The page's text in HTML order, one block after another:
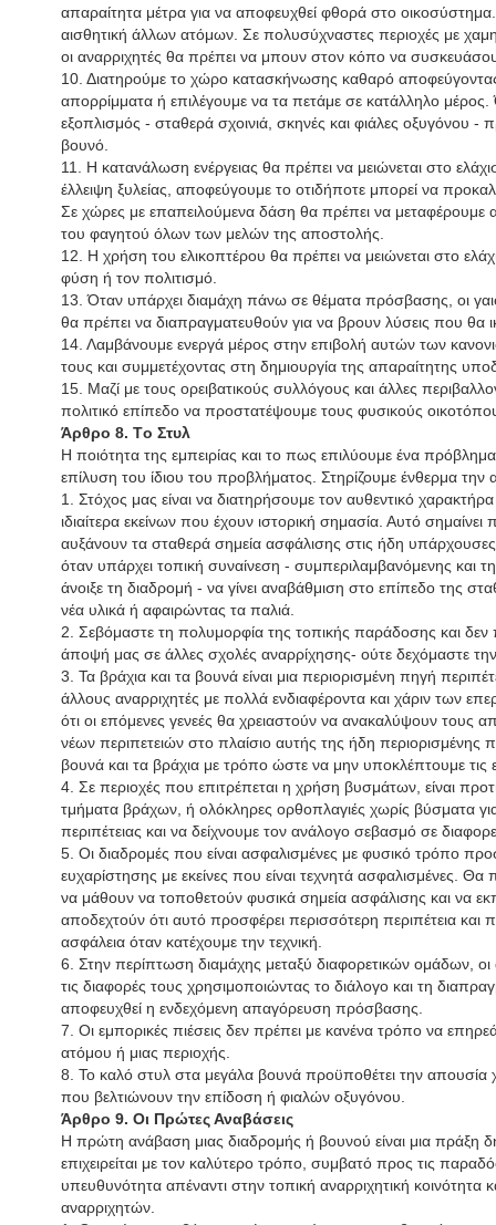
απαραίτητα μέτρα για να αποφευχθεί φθορά στο
αισθητική άλλων ατόμων. Σε πολυσύχναστες περιοχές με
οι αναρριχητές θα πρέπει να μπουν στον κόπο να
10. Διατηρούμε το χώρο κατασκήνωσης καθαρό
απορρίμματα ή επιλέγουμε να τα πετάμε σε κατάλληλο μέρος.
εξοπλισμός - σταθερά σχοινιά, σκηνές και φιάλες οξυγόνου -
βουνό.
11. Η κατανάλωση ενέργειας θα πρέπει να μειώνεται στο
έλλειψη ξυλείας, αποφεύγουμε το οτιδήποτε μπορεί να
Σε χώρες με επαπειλούμενα δάση θα πρέπει να μεταφέρουμε
του φαγητού όλων των μελών της αποστολής.
12. Η χρήση του ελικοπτέρου θα πρέπει να μειώνεται στο
φύση ή τον πολιτισμό.
13. Όταν υπάρχει διαμάχη πάνω σε θέματα πρόσβασης, οι
θα πρέπει να διαπραγματευθούν για να βρουν λύσεις που θα
14. Λαμβάνουμε ενεργά μέρος στην επιβολή αυτών των
τους και συμμετέχοντας στη δημιουργία της απαραίτητης
15. Μαζί με τους ορειβατικούς συλλόγους και άλλες
πολιτικό επίπεδο να προστατέψουμε τους φυσικούς
Άρθρο 8. Tο Στυλ
Η ποιότητα της εμπειρίας και το πως επιλύουμε ένα
επίλυση του ίδιου του προβλήματος. Στηρίζουμε ένθερμα
1. Στόχος μας είναι να διατηρήσουμε τον αυθεντικό
ιδιαίτερα εκείνων που έχουν ιστορική σημασία. Αυτό
αυξάνουν τα σταθερά σημεία ασφάλισης στις ήδη υπάρχουσες
όταν υπάρχει τοπική συναίνεση - συμπεριλαμβανόμενης και
άνοιξε τη διαδρομή - να γίνει αναβάθμιση στο επίπεδο της
νέα υλικά ή αφαιρώντας τα παλιά.
2. Σεβόμαστε τη πολυμορφία της τοπικής παράδοσης και
άποψή μας σε άλλες σχολές αναρρίχησης- ούτε δεχόμαστε
3. Τα βράχια και τα βουνά είναι μια περιορισμένη πηγή
άλλους αναρριχητές με πολλά ενδιαφέροντα και χάριν των
ότι οι επόμενες γενεές θα χρειαστούν να ανακαλύψουν τους
νέων περιπετειών στο πλαίσιο αυτής της ήδη περιορισμένης
βουνά και τα βράχια με τρόπο ώστε να μην υποκλέπτουμε τις
4. Σε περιοχές που επιτρέπεται η χρήση βυσμάτων, είναι
τμήματα βράχων, ή ολόκληρες ορθοπλαγιές χωρίς βύσματα
περιπέτειας και να δείχνουμε τον ανάλογο σεβασμό σε
5. Οι διαδρομές που είναι ασφαλισμένες με φυσικό τρόπο
ευχαρίστησης με εκείνες που είναι τεχνητά ασφαλισμένες. Θα
να μάθουν να τοποθετούν φυσικά σημεία ασφάλισης και να
αποδεχτούν ότι αυτό προσφέρει περισσότερη περιπέτεια και
ασφάλεια όταν κατέχουμε την τεχνική.
6. Στην περίπτωση διαμάχης μεταξύ διαφορετικών ομάδων, οι
τις διαφορές τους χρησιμοποιώντας το διάλογο και τη
αποφευχθεί η ενδεχόμενη απαγόρευση πρόσβασης.
7. Οι εμπορικές πιέσεις δεν πρέπει με κανένα τρόπο να
ατόμου ή μιας περιοχής.
8. Το καλό στυλ στα μεγάλα βουνά προϋποθέτει την
που βελτιώνουν την επίδοση ή φιαλών οξυγόνου.
Άρθρο 9. Οι Πρώτες Αναβάσεις
Η πρώτη ανάβαση μιας διαδρομής ή βουνού είναι μια πράξη
επιχειρείται με τον καλύτερο τρόπο, συμβατό προς τις
υπευθυνότητα απέναντι στην τοπική αναρριχητική κοινότητα
αναρριχητών.